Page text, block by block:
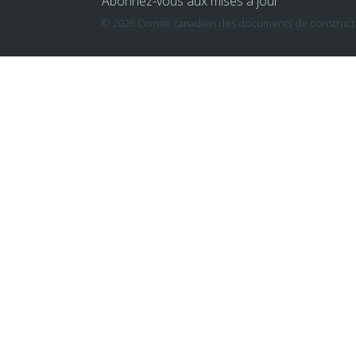
© 2026 Comité canadien des documents de